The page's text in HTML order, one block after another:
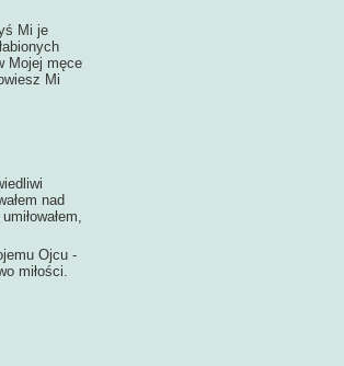
Mi je
Mojej męce
Mi
nad
Ojcu -
miłości.